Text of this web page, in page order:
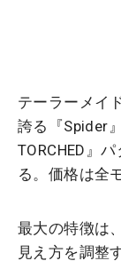
テーラーメイ
誇る『Spider
TORCHED』
る。価格は全
最大の特徴は
見え方を調整